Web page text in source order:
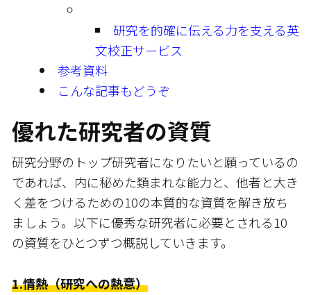
研究を的確に伝える力を支える英
文校正サービス
参考資料
こんな記事もどうぞ
優れた研究者の資質
研究分野のトップ研究者になりたいと願っているの
であれば、内に秘めた類まれな能力と、他者と大き
く差をつけるための10の本質的な資質を解き放ち
ましょう。以下に優秀な研究者に必要とされる10
の資質をひとつずつ概説していきます。
1.情熱（研究への熱意）